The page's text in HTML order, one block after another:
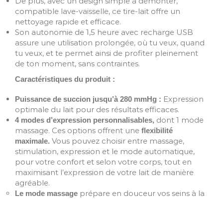
compatible lave-vaisselle, ce tire-lait offre un
nettoyage rapide et efficace.
Son autonomie de 1,5 heure avec recharge USB
assure une utilisation prolongée, où tu veux, quand
tu veux, et te permet ainsi de profiter pleinement
de ton moment, sans contraintes.
Caractéristiques du produit :
Puissance de succion jusqu’à 280 mmHg : Expression
optimale du lait pour des résultats efficaces.
4 modes d’expression personnalisables, dont 1 mode
massage. Ces options offrent une flexibilité
maximale. Vous pouvez choisir entre massage,
stimulation, expression et le mode automatique,
pour votre confort et selon votre corps, tout en
maximisant l’expression de votre lait de manière
agréable.
Le mode massage prépare en douceur vos seins à la